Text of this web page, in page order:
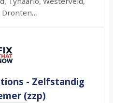
Dronten…
- Zelfstandig
(zzp)